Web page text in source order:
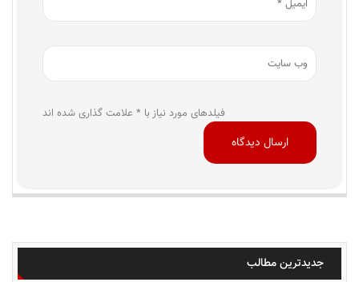
فیلدهای مورد نیاز با * علامت گذاری شده اند
جدیدترین مطالب